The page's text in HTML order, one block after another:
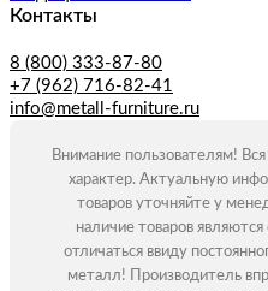
Контакты
8 (800) 333-87-80
+7 (962) 716-82-41
info@metall-furniture.ru
Внимание пользователям!
характер. Актуальную
товаров уточняйте у
наличие товаров
отличаться ввиду
металл! Производитель